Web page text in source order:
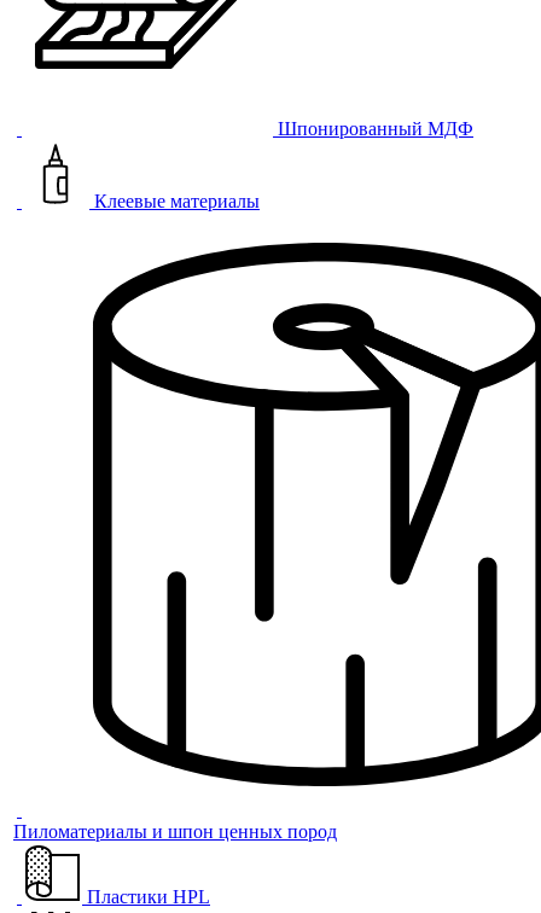
Шпонированный МДФ
Клеевые материалы
Пиломатериалы и шпон ценных пород
Пластики HPL